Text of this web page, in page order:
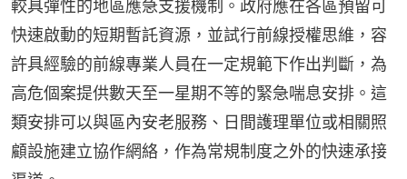
較具彈性的地區應急支援機制。政府應在各區預留可
快速啟動的短期暫託資源，並試行前線授權思維，容
許具經驗的前線專業人員在一定規範下作出判斷，為
高危個案提供數天至一星期不等的緊急喘息安排。這
類安排可以與區內安老服務、日間護理單位或相關照
顧設施建立協作網絡，作為常規制度之外的快速承接